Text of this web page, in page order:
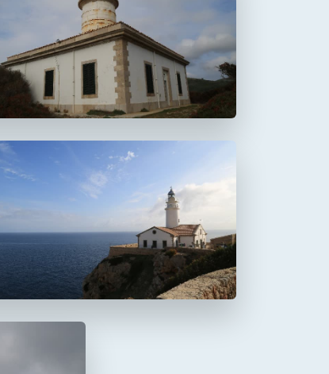
Faro de Alcanada
Aucanada
Faro de Capdepera